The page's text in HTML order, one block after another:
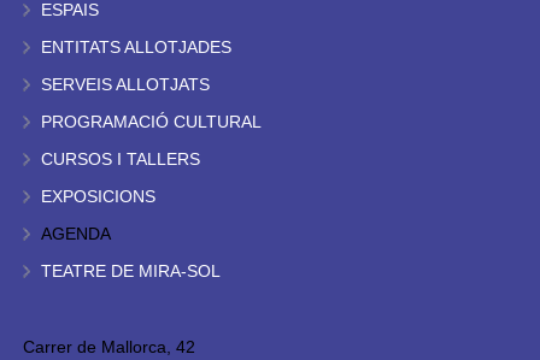
ESPAIS
ENTITATS ALLOTJADES
SERVEIS ALLOTJATS
PROGRAMACIÓ CULTURAL
CURSOS I TALLERS
EXPOSICIONS
AGENDA
TEATRE DE MIRA-SOL
Carrer de Mallorca, 42